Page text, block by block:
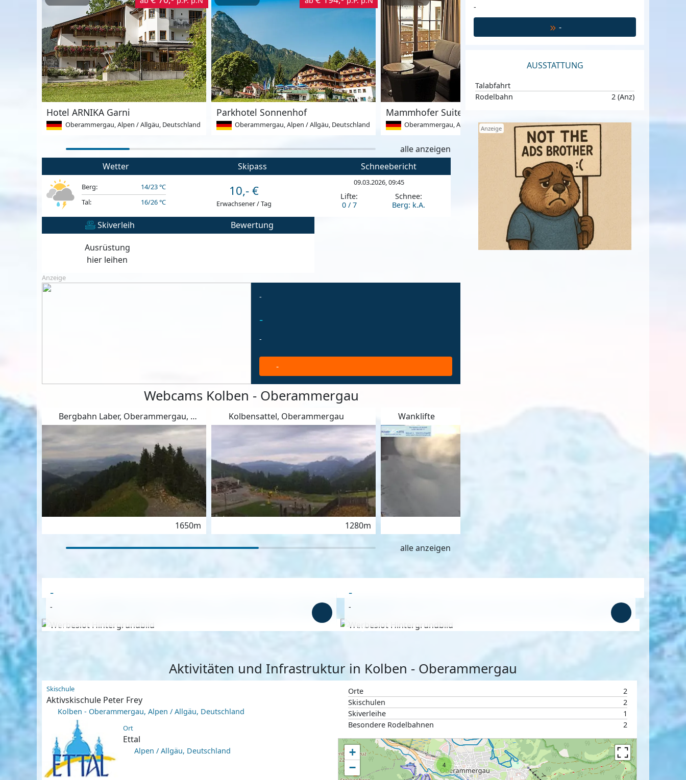
Hotel ARNIKA Garni
Oberammergau, Alpen / Allgäu, Deutschland
Parkhotel Sonnenhof
Oberammergau, Alpen / Allgäu, Deutschland
Mammhofer Suite & Breakfast
Oberammergau, Alpen / Allgäu, Deutschland
alle anzeigen
Wetter
Berg:
14/23 °C
Tal:
16/26 °C
Skipass
10,- €
Erwachsener / Tag
Schneebericht
09.03.2026, 09:45
Lifte:
0 / 7
Schnee:
Berg: k.A.
Skiverleih
Ausrüstung
hier leihen
Bewertung
Anzeige
-
-
-
-
Webcams Kolben - Oberammergau
Bergbahn Laber, Oberammergau, Kolben
1650m
Kolbensattel, Oberammergau
1280m
Wanklifte
alle anzeigen
-
-
AUSSTATTUNG
Talabfahrt
Rodelbahn
2 (Anz)
Anzeige
Anzeige
-
-
Anzeige
-
-
Aktivitäten und Infrastruktur in Kolben - Oberammergau
Skischule
Aktivskischule Peter Frey
Kolben - Oberammergau, Alpen / Allgäu, Deutschland
Ort
Ettal
Alpen / Allgäu, Deutschland
Orte
2
Skischulen
2
Skiverleihe
1
Besondere Rodelbahnen
2
4
+
−